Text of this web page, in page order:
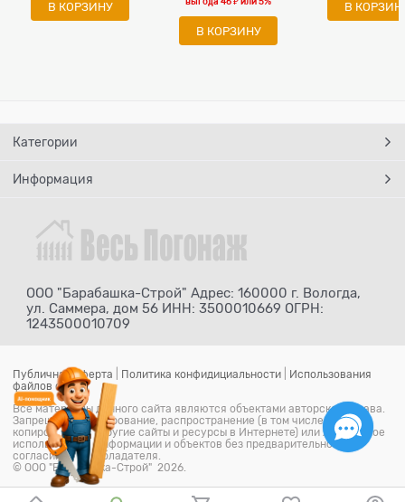
В КОРЗИНУ
В КОРЗИНУ
В
Категории
Информация
ООО "Барабашка-Строй" Адрес: 160000 г. Вологда,
ул. Саммера, дом 56 ИНН: 3500010669 ОГРН:
1243500010709
Публичная оферта Политика конфидициальности
Использования
файлов cookie
Все материалы данного сайта являются объектами авторского права.
Запрещается копирование, распространение (в том числе путем
копирования на другие сайты и ресурсы в Интернете) или любое иное
использование информации и объектов без предварительного
согласия правообладателя.
© ООО "Барабашка-Строй" 2026.